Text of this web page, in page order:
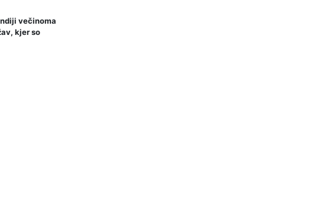
večinoma
kjer so